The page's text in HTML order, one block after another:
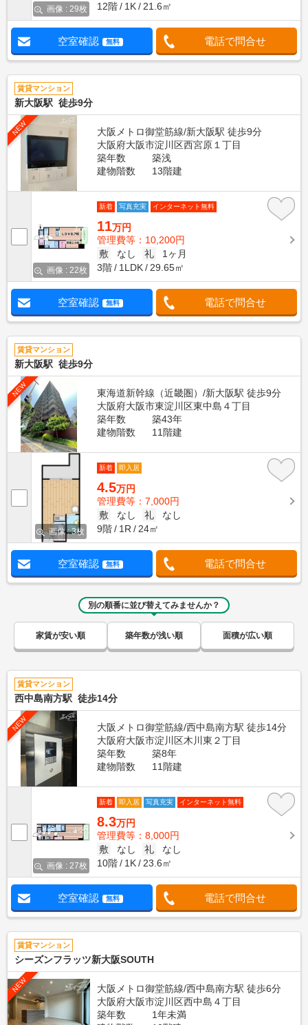
画像 : 29枚
12階
1K 21.6㎡
空室確認 無料 電話で問合せ
賃貸マンション
新大阪駅 徒歩9分
NEW
大阪メトロ御堂筋線/新大阪駅 徒歩9分
大阪府大阪市淀川区西宮原１丁目
築年数
築浅
建物階数
13階建
画像 : 22枚
新着 写真充実 インターネット無料
11万円
管理費等：10,200円
敷
なし 礼
1ヶ月
3階
1LDK 29.65㎡
空室確認 無料 電話で問合せ
賃貸マンション
新大阪駅 徒歩9分
NEW
東海道新幹線（近畿圏）/新大阪駅 徒歩9分
大阪府大阪市東淀川区東中島４丁目
築年数
築43年
建物階数
11階建
画像 : 3枚
新着 即入居
4.5万円
管理費等：7,000円
敷
なし 礼
なし
9階
1R 24㎡
空室確認 無料 電話で問合せ
別の順番に並び替えてみませんか？
家賃が安い順 築年数が浅い順 面積が広い順
賃貸マンション
西中島南方駅 徒歩14分
NEW
大阪メトロ御堂筋線/西中島南方駅 徒歩14分
大阪府大阪市淀川区木川東２丁目
築年数
築8年
建物階数
11階建
画像 : 27枚
新着 即入居 写真充実 インターネット無料
8.3万円
管理費等：8,000円
敷
なし 礼
なし
10階
1K 23.6㎡
空室確認 無料 電話で問合せ
賃貸マンション
シーズンフラッツ新大阪SOUTH
NEW
大阪メトロ御堂筋線/西中島南方駅 徒歩6分
大阪府大阪市淀川区西中島４丁目
築年数
1年未満